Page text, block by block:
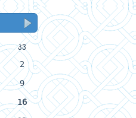
კვ
2
9
16